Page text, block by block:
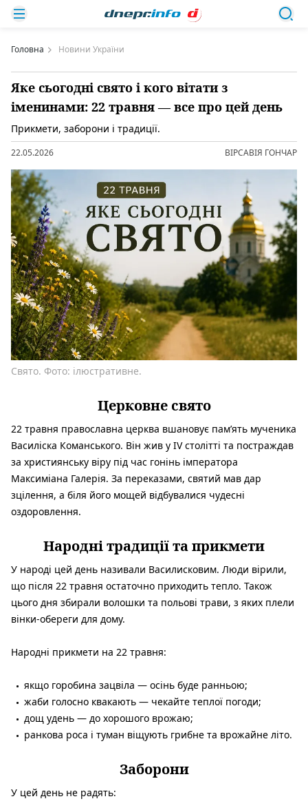
Головна Новини України
Яке сьогодні свято і кого вітати з
іменинами: 22 травня — все про цей день
Прикмети, заборони і традиції.
22.05.2026 ВІРСАВІЯ ГОНЧАР
Свято. Фото: ілюстративне.
Церковне свято
22 травня православна церква вшановує пам’ять мученика
Василіска Команського. Він жив у IV столітті та постраждав
за християнську віру під час гонінь імператора
Максиміана Галерія. За переказами, святий мав дар
зцілення, а біля його мощей відбувалися чудесні
оздоровлення.
Народні традиції та прикмети
У народі цей день називали Василисковим. Люди вірили,
що після 22 травня остаточно приходить тепло. Також
цього дня збирали волошки та польові трави, з яких плели
вінки-обереги для дому.
Народні прикмети на 22 травня:
якщо горобина зацвіла — осінь буде ранньою;
жаби голосно квакають — чекайте теплої погоди;
дощ удень — до хорошого врожаю;
ранкова роса і туман віщують грибне та врожайне літо.
Заборони
У цей день не радять: